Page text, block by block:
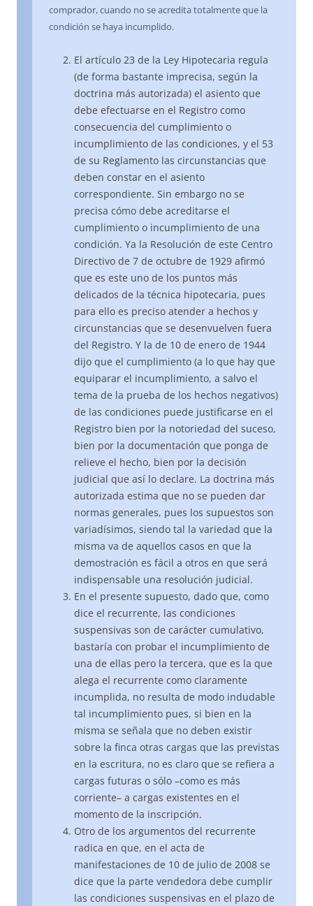
comprador, cuando no se acredita totalmente que la
condición se haya incumplido.
El artículo 23 de la Ley Hipotecaria regula
(de forma bastante imprecisa, según la
doctrina más autorizada) el asiento que
debe efectuarse en el Registro como
consecuencia del cumplimiento o
incumplimiento de las condiciones, y el 53
de su Reglamento las circunstancias que
deben constar en el asiento
correspondiente. Sin embargo no se
precisa cómo debe acreditarse el
cumplimiento o incumplimiento de una
condición. Ya la Resolución de este Centro
Directivo de 7 de octubre de 1929 afirmó
que es este uno de los puntos más
delicados de la técnica hipotecaria, pues
para ello es preciso atender a hechos y
circunstancias que se desenvuelven fuera
del Registro. Y la de 10 de enero de 1944
dijo que el cumplimiento (a lo que hay que
equiparar el incumplimiento, a salvo el
tema de la prueba de los hechos negativos)
de las condiciones puede justificarse en el
Registro bien por la notoriedad del suceso,
bien por la documentación que ponga de
relieve el hecho, bien por la decisión
judicial que así lo declare. La doctrina más
autorizada estima que no se pueden dar
normas generales, pues los supuestos son
variadísimos, siendo tal la variedad que la
misma va de aquellos casos en que la
demostración es fácil a otros en que será
indispensable una resolución judicial.
En el presente supuesto, dado que, como
dice el recurrente, las condiciones
suspensivas son de carácter cumulativo,
bastaría con probar el incumplimiento de
una de ellas pero la tercera, que es la que
alega el recurrente como claramente
incumplida, no resulta de modo indudable
tal incumplimiento pues, si bien en la
misma se señala que no deben existir
sobre la finca otras cargas que las previstas
en la escritura, no es claro que se refiera a
cargas futuras o sólo –como es más
corriente– a cargas existentes en el
momento de la inscripción.
Otro de los argumentos del recurrente
radica en que, en el acta de
manifestaciones de 10 de julio de 2008 se
dice que la parte vendedora debe cumplir
las condiciones suspensivas en el plazo de